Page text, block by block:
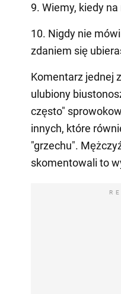
9. Wiemy, kiedy
10. Nigdy nie
zdaniem się
Komentarz jednej
ulubiony
często"
innych, które
"grzechu".
skomentowali to